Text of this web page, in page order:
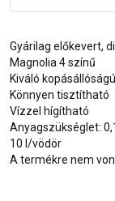
Gyárilag előkevert,
Magnolia 4 színű
Kiváló kopásállóságú
Könnyen tisztítható
Vízzel hígítható
Anyagszükséglet:
10 l/vödör
A termékre nem